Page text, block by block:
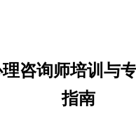
咨询师培训与
指南